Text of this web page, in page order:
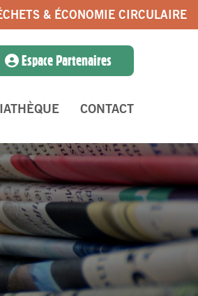
& ÉCONOMIE CIRCULAIRE
Espace Partenaires
CONTACT